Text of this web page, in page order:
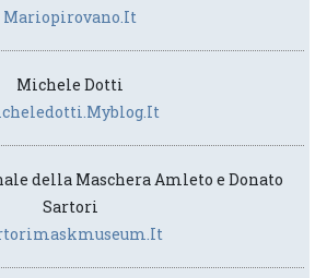
Mariopirovano.it
Michele Dotti
della Maschera Amleto e Donato
Sartori